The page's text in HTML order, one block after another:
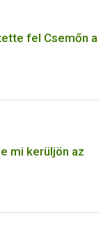
fel Csemőn a
mi kerüljön az